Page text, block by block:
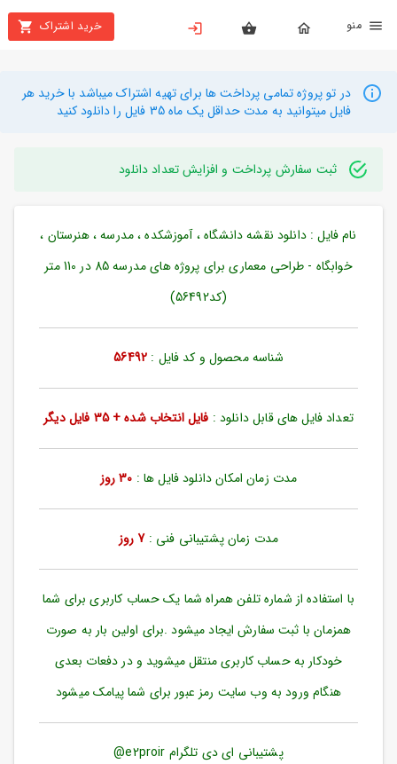
خرید اشتراک
بستن
محصولات
تهیه
راهنما
دانلود
خرید
به
نام
مندی
ها
در تو پروژه تمامی پرداخت ها برای تهیه اشتراک میباشد با خرید هر
فایل میتوانید به مدت حداقل یک ماه 35 فایل را دانلود کنید
ثبت سفارش پرداخت و افزایش تعداد دانلود
نام فایل : دانلود نقشه دانشگاه ، آموزشکده ، مدرسه ، هنرستان ،
خوابگاه - طراحی معماری برای پروژه های مدرسه 85 در 110 متر
(کد56492)
شناسه محصول و کد فایل : 56492
تعداد فایل های قابل دانلود : فایل انتخاب شده + 35 فایل دیگر
مدت زمان امکان دانلود فایل ها : 30 روز
مدت زمان پشتیبانی فنی :7 روز
با استفاده از شماره تلفن همراه شما یک حساب کاربری برای شما
همزمان با ثبت سفارش ایجاد میشود .برای اولین بار به صورت
خودکار به حساب کاربری منتقل میشوید و در دفعات بعدی
هنگام ورود به وب سایت رمز عبور برای شما پیامک میشود
پشتیبانی ای دی تلگرام e2proir@